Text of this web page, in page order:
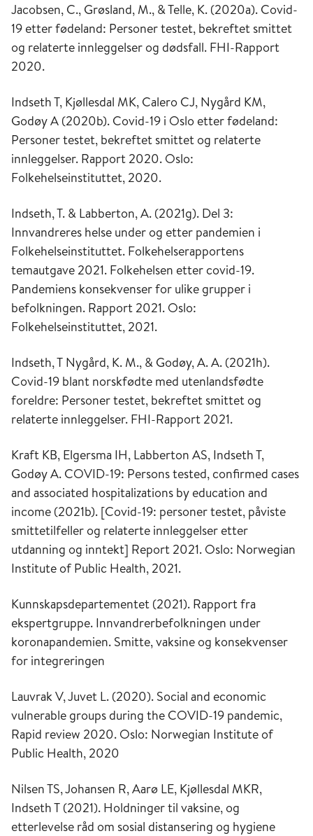
Jacobsen, C., Grøsland, M., & Telle, K. (2020a). Covid-
19 etter fødeland: Personer testet, bekreftet smittet
og relaterte innleggelser og dødsfall. FHI-Rapport
2020.
Indseth T, Kjøllesdal MK, Calero CJ, Nygård KM,
Godøy A (2020b). Covid-19 i Oslo etter fødeland:
Personer testet, bekreftet smittet og relaterte
innleggelser. Rapport 2020. Oslo:
Folkehelseinstituttet, 2020.
Indseth, T. & Labberton, A. (2021g). Del 3:
Innvandreres helse under og etter pandemien i
Folkehelseinstituttet. Folkehelserapportens
temautgave 2021. Folkehelsen etter covid-19.
Pandemiens konsekvenser for ulike grupper i
befolkningen. Rapport 2021. Oslo:
Folkehelseinstituttet, 2021.
Indseth, T Nygård, K. M., & Godøy, A. A. (2021h).
Covid-19 blant norskfødte med utenlandsfødte
foreldre: Personer testet, bekreftet smittet og
relaterte innleggelser. FHI-Rapport 2021.
Kraft KB, Elgersma IH, Labberton AS, Indseth T,
Godøy A. COVID-19: Persons tested, confirmed cases
and associated hospitalizations by education and
income (2021b). [Covid-19: personer testet, påviste
smittetilfeller og relaterte innleggelser etter
utdanning og inntekt] Report 2021. Oslo: Norwegian
Institute of Public Health, 2021.
Kunnskapsdepartementet (2021). Rapport fra
ekspertgruppe. Innvandrerbefolkningen under
koronapandemien. Smitte, vaksine og konsekvenser
for integreringen
Lauvrak V, Juvet L. (2020). Social and economic
vulnerable groups during the COVID-19 pandemic,
Rapid review 2020. Oslo: Norwegian Institute of
Public Health, 2020
Nilsen TS, Johansen R, Aarø LE, Kjøllesdal MKR,
Indseth T (2021). Holdninger til vaksine, og
etterlevelse råd om sosial distansering og hygiene